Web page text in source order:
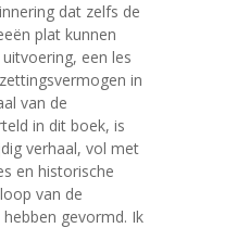
dat zelfs de
plat kunnen
een les
in
van de
in dit boek, is
verhaal, vol met
en historische
van de
gevormd. Ik